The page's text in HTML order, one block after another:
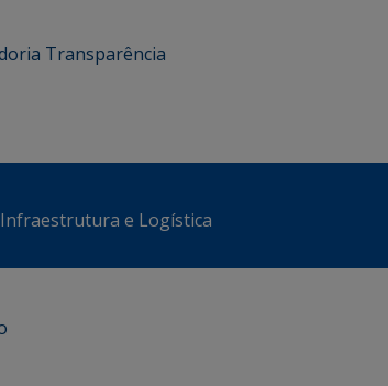
Transparência
e Logística